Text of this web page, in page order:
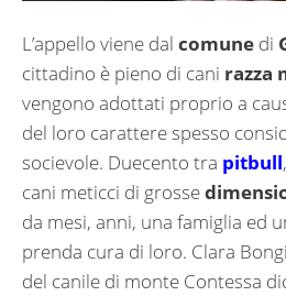
L’appello viene dal comune di
cittadino è pieno di cani razza
vengono adottati proprio a
del loro carattere spesso
socievole. Duecento tra pitbull,
cani meticci di grosse
da mesi, anni, una famiglia ed
prenda cura di loro. Clara
del canile di monte Contessa